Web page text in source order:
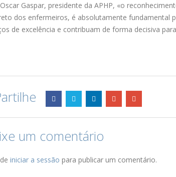
Gaspar, presidente da APHP, «o
dos enfermeiros, é absolutamente fundamental
de excelência e contribuam de forma decisiva
um comentário
iniciar a sessão para publicar um comentário.